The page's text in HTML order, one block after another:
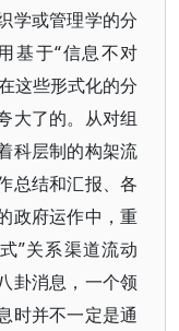
学或管理学的分
基于“信息不对
这些形式化的分
大了的。从对组
科层制的构架流
总结和汇报、各
政府运作中，重
”关系渠道流动
卦消息，一个领
时并不一定是通